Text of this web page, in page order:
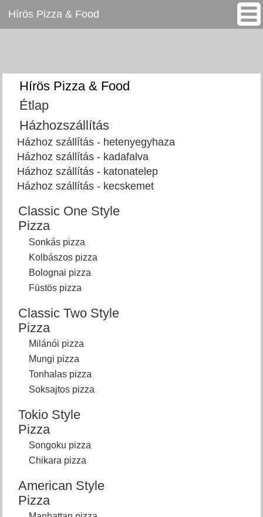
Hírös Pizza & Food
Hírös Pizza & Food
Étlap
Házhozszállítás
Házhoz szállítás - hetenyegyhaza
Házhoz szállítás - kadafalva
Házhoz szállítás - katonatelep
Házhoz szállítás - kecskemet
Classic One Style
Pizza
Sonkás pizza
Kolbászos pizza
Bolognai pizza
Füstös pizza
Classic Two Style
Pizza
Milánói pizza
Mungi pizza
Tonhalas pizza
Soksajtos pizza
Tokio Style
Pizza
Songoku pizza
Chikara pizza
American Style
Pizza